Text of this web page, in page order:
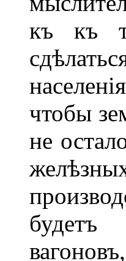
къ къ
чтобы
не
будетъ